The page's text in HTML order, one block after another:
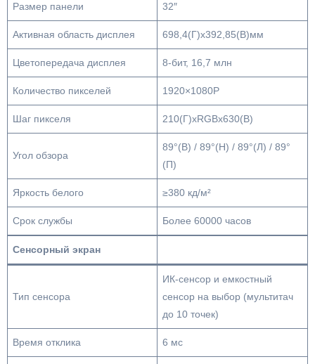
Размер панели 32″
Активная область дисплея 698,4(Г)x392,85(В)мм
Цветопередача дисплея 8-бит, 16,7 млн
Количество пикселей 1920×1080P
Шаг пикселя 210(Г)xRGBx630(В)
Угол обзора
89°(В) / 89°(Н) / 89°(Л) / 89°
(П)
Яркость белого ≥380 кд/м²
Срок службы Более 60000 часов
Сенсорный экран
Тип сенсора
ИК-сенсор и емкостный
сенсор на выбор (мультитач
до 10 точек)
Время отклика 6 мс